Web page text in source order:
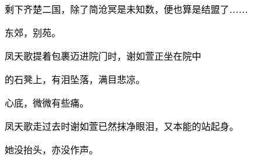
剩下齐楚二国，除了简沧冥是未知数，便也算是结盟了……
东郊，别苑。
凤天歌提着包裹迈进院门时，谢如萱正坐在院中
的石凳上，有泪坠落，满目悲凉。
心底，微微有些痛。
凤天歌走过去时谢如萱已然抹净眼泪，又本能的站起身。
她没抬头，亦没作声。